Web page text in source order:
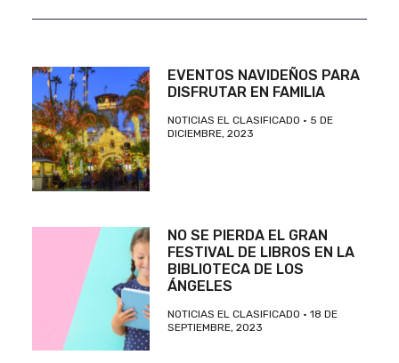
EVENTOS NAVIDEÑOS PARA
DISFRUTAR EN FAMILIA
NOTICIAS EL CLASIFICADO
5 DE
DICIEMBRE, 2023
NO SE PIERDA EL GRAN
FESTIVAL DE LIBROS EN LA
BIBLIOTECA DE LOS
ÁNGELES
NOTICIAS EL CLASIFICADO
18 DE
SEPTIEMBRE, 2023